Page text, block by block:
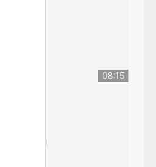
08:15
회 10,269